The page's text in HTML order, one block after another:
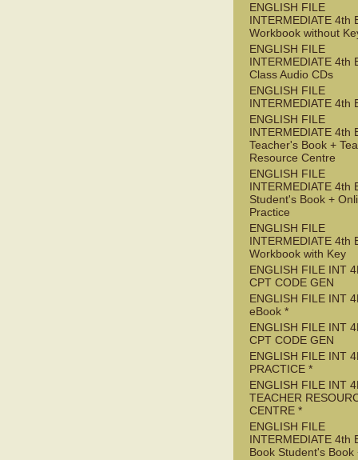
ENGLISH FILE
INTERMEDIATE 4th
Workbook without
ENGLISH FILE
INTERMEDIATE 4th
Class Audio CDs
ENGLISH FILE
INTERMEDIATE 4th
ENGLISH FILE
INTERMEDIATE 4th
Teacher's Book +
Resource Centre
ENGLISH FILE
INTERMEDIATE 4th
Student's Book +
Practice
ENGLISH FILE
INTERMEDIATE 4th
Workbook with Key
ENGLISH FILE INT
CPT CODE GEN
ENGLISH FILE INT
eBook *
ENGLISH FILE INT
CPT CODE GEN
ENGLISH FILE INT
PRACTICE *
ENGLISH FILE INT
TEACHER
CENTRE *
ENGLISH FILE
INTERMEDIATE 4th
Book Student's Book